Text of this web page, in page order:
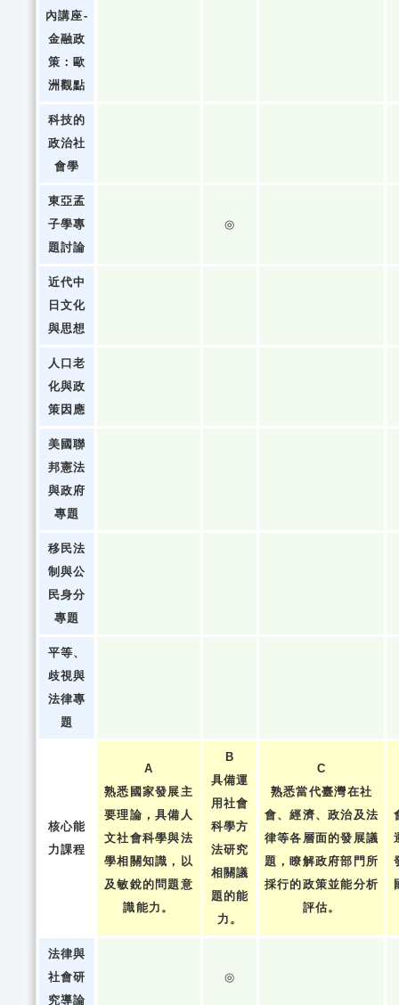
內講座-
金融政
策：歐
洲觀點
科技的
政治社
會學
東亞孟
子學專
題討論
◎
近代中
日文化
與思想
人口老
化與政
策因應
美國聯
邦憲法
與政府
專題
移民法
制與公
民身分
專題
平等、
歧視與
法律專
題
核心能
力課程
A
熟悉國家發展主
要理論，具備人
文社會科學與法
學相關知識，以
及敏銳的問題意
識能力。
B
具備運
用社會
科學方
法研究
相關議
題的能
力。
C
熟悉當代臺灣在社
會、經濟、政治及法
律等各層面的發展議
題，瞭解政府部門所
採行的政策並能分析
評估。
法律與
社會研
究導論
◎